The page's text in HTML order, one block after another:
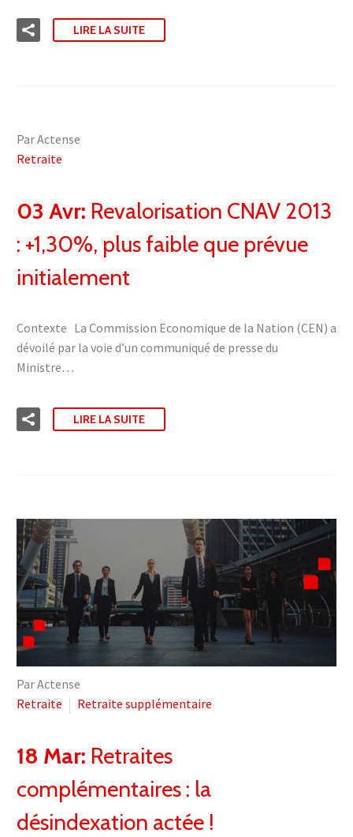
LIRE LA SUITE
Par Actense
Retraite
03 Avr: Revalorisation CNAV 2013
: +1,30%, plus faible que prévue
initialement
Contexte La Commission Economique de la Nation (CEN) a
dévoilé par la voie d’un communiqué de presse du
Ministre…
LIRE LA SUITE
Par Actense
Retraite
Retraite supplémentaire
18 Mar: Retraites
complémentaires : la
désindexation actée !